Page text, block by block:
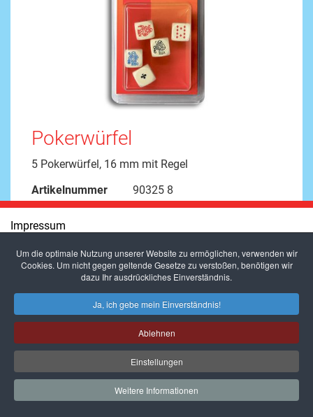
Um die optimale Nutzung unserer Website zu ermöglichen, verwenden wir
Cookies. Um nicht gegen geltende Gesetze zu verstoßen, benötigen wir
dazu Ihr ausdrückliches Einverständnis.
Ja, ich gebe mein Einverständnis!
Ablehnen
Einstellungen
Weitere Informationen
Pokerwürfel
5 Pokerwürfel, 16 mm mit Regel
Artikelnummer
90325 8
Impressum
Datenschutz
Links